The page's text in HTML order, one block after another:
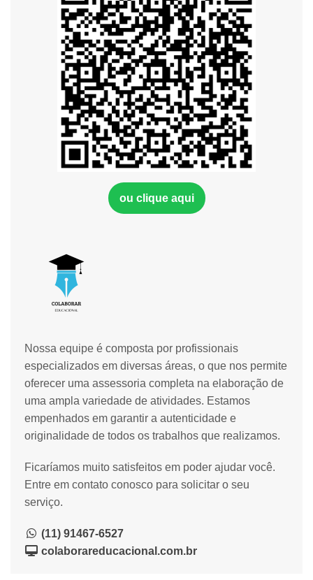
Nossa equipe é composta por profissionais
especializados em diversas áreas, o que nos permite
oferecer uma assessoria completa na elaboração de
uma ampla variedade de atividades. Estamos
empenhados em garantir a autenticidade e
originalidade de todos os trabalhos que realizamos.
Ficaríamos muito satisfeitos em poder ajudar você.
Entre em contato conosco para solicitar o seu
serviço.
(11) 91467-6527
colaborareducacional.com.br
ou clique aqui